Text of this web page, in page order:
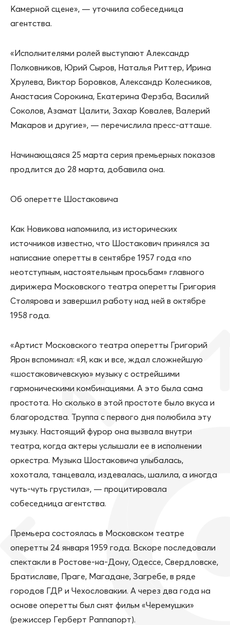
Камерной сцене», — уточнила собеседница
агентства.
«Исполнителями ролей выступают Александр
Полковников, Юрий Сыров, Наталья Риттер, Ирина
Хрулева, Виктор Боровков, Александр Колесников,
Анастасия Сорокина, Екатерина Ферзба, Василий
Соколов, Азамат Цалити, Захар Ковалев, Валерий
Макаров и другие», — перечислила пресс-атташе.
Начинающаяся 25 марта серия премьерных показов
продлится до 28 марта, добавила она.
Об оперетте Шостаковича
Как Новикова напомнила, из исторических
источников известно, что Шостакович принялся за
написание оперетты в сентябре 1957 года «по
неотступным, настоятельным просьбам» главного
дирижера Московского театра оперетты Григория
Столярова и завершил работу над ней в октябре
1958 года.
«Артист Московского театра оперетты Григорий
Ярон вспоминал: «Я, как и все, ждал сложнейшую
«шостаковичевскую» музыку с острейшими
гармоническими комбинациями. А это была сама
простота. Но сколько в этой простоте было вкуса и
благородства. Труппа с первого дня полюбила эту
музыку. Настоящий фурор она вызвала внутри
театра, когда актеры услышали ее в исполнении
оркестра. Музыка Шостаковича улыбалась,
хохотала, танцевала, издевалась, шалила, а иногда
чуть-чуть грустила», — процитировала
собеседница агентства.
Премьера состоялась в Московском театре
оперетты 24 января 1959 года. Вскоре последовали
спектакли в Ростове-на-Дону, Одессе, Свердловске,
Братиславе, Праге, Магадане, Загребе, в ряде
городов ГДР и Чехословакии. А через два года на
основе оперетты был снят фильм «Черемушки»
(режиссер Герберт Раппапорт).